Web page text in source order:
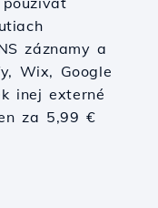
záznamy a
Wix, Google
inej externé
za 5,99 €